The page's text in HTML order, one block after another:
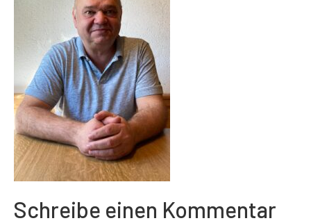
Schreibe einen Kommentar